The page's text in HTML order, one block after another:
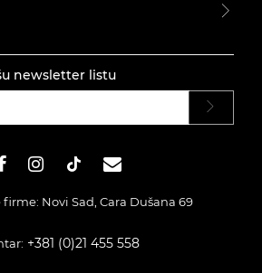
newsletter listu
firme: Novi Sad, Cara Dušana 69
+381 (0)21 455 558